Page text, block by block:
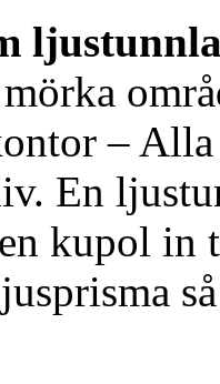
– Alla
En
kupol in